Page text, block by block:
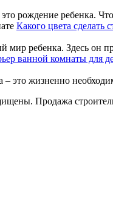
рождение ребенка.
Какого цвета сделать
мир ребенка. Здесь он
ванной комнаты для
это жизненно
Продажа